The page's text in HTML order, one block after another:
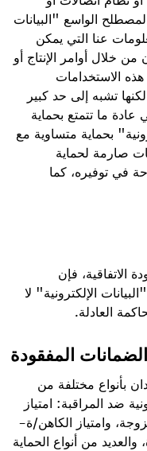
الواسع "البيانات
عنا التي يمكن
خلال أوامر الإنتاج أو
الاستخدامات
تشبه إلى حد كبير
ما تتمتع بحماية
بحماية متساوية مع
صارمة لحماية
في توفيره، كما
الاتفاقية، فإن
الإلكترونية" لا
العادلة.
الضمانات المفقودة
بأنواع مختلفة من
ضد المراقبة: امتياز
وامتياز الكاهن/ة-
من أنواع الحماية